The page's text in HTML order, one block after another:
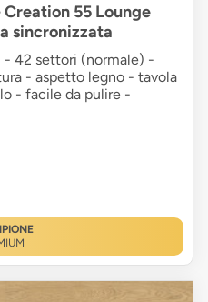
55 Lounge
sincronizzata
- 42 settori (normale) -
- aspetto legno - tavola
- facile da pulire -